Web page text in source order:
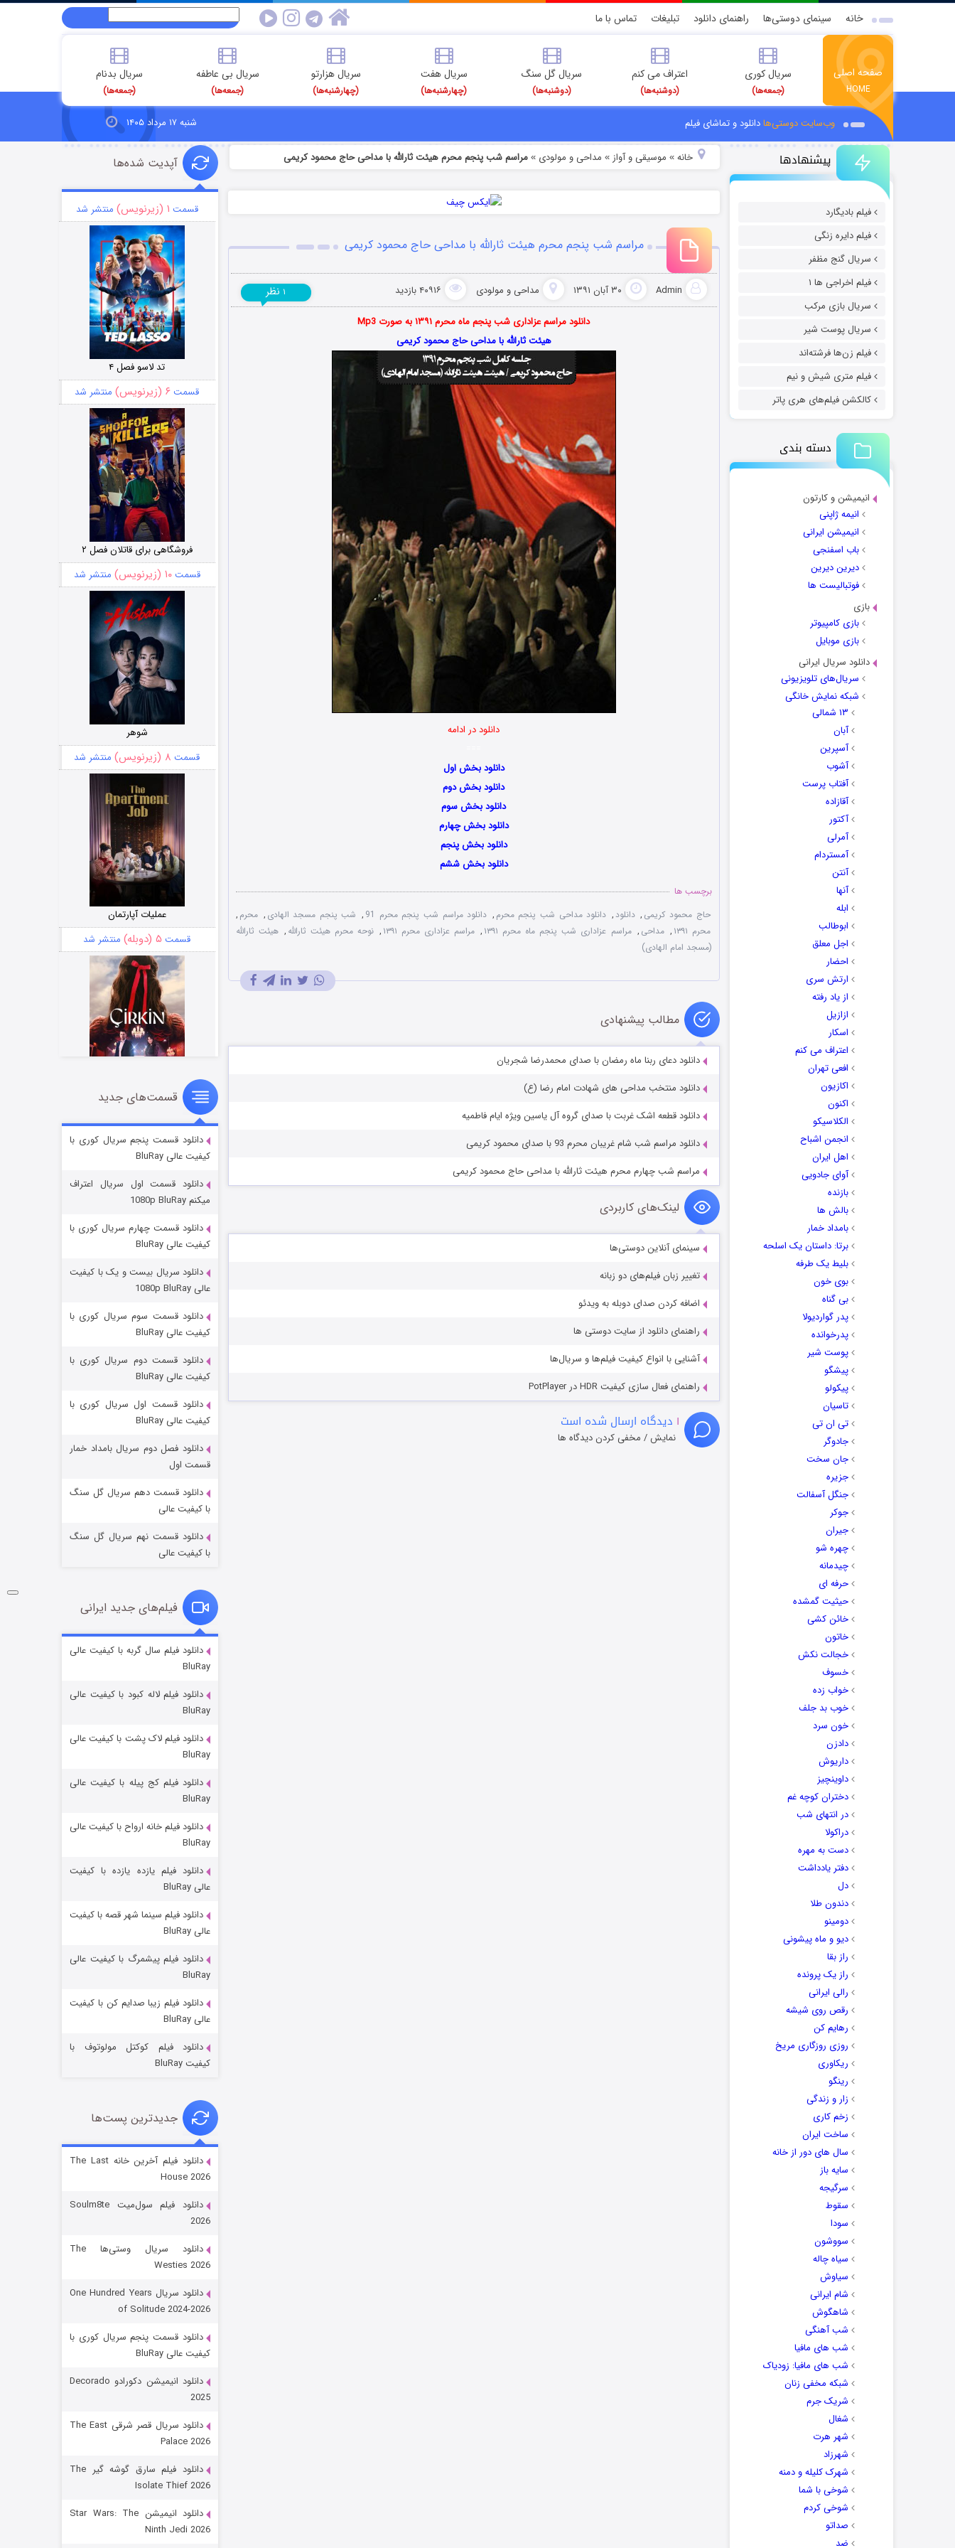
خانه سینمای دوستی‌ها راهنمای دانلود تبلیغات تماس با ما
صفحه اصلی
HOME
سریال کوری
(جمعه‌ها)
اعتراف می کنم
(دوشنبه‌ها)
سریال گل سنگ
(دوشنبه‌ها)
سریال هفت
(چهارشنبه‌ها)
سریال هزارتو
(چهارشنبه‌ها)
سریال بی عاطفه
(جمعه‌ها)
سریال بدنام
(جمعه‌ها)
وب‌سایت دوستی‌هادانلود و تماشای فیلم شنبه ۱۷ مرداد ۱۴۰۵
پیشنهادها
فیلم بادیگارد
فیلم دایره زنگی
سریال گنج مظفر
فیلم اخراجی ها ۱
سریال بازی مرکب
سریال پوست شیر
فیلم زن‌ها فرشته‌اند
فیلم متری شیش و نیم
کالکشن فیلم‌های هری پاتر
دسته بندی
انیمیشن و کارتون
انیمه ژاپنی
انیمیشن ایرانی
باب اسفنجی
دیرین دیرین
فوتبالیست ها
بازی
بازی کامپیوتر
بازی موبایل
دانلود سریال ایرانی
سریال‌های تلویزیونی
شبکه نمایش خانگی
۱۳ شمالی
آبان
آسپرین
آشوب
آفتاب پرست
آقازاده
آکتور
آمرلی
آمستردام
آنتن
آنها
ابله
ابوطالب
اجل معلق
احضار
ارتش سری
از یاد رفته
ازازیل
اسکار
اعتراف می کنم
افعی تهران
اکازیون
اکنون
الکلاسیکو
انجمن اشباح
اهل ایران
آوای جادویی
بازنده
بالش ها
بامداد خمار
برتا: داستان یک اسلحه
بلیط یک‌‌ طرفه
بوی خون
بی گناه
پدر گواردیولا
پدرخوانده
پوست شیر
پیشگو
پیکولو
تاسیان
تی ان تی
جادوگر
جان سخت
جزیره
جنگل آسفالت
جوکر
جیران
چهره شو
چیدمانه
حرفه ای
حیثیت گمشده
خائن کشی
خاتون
خجالت نکش
خسوف
خواب زده
خوب بد جلف
خون سرد
دادزن
داریوش
داوینچیز
دختران کوچه غم
در انتهای شب
دراکولا
دست به مهره
دفتر یادداشت
دل
دندون طلا
دومینو
دیو و ماه پیشونی
راز بقا
راز یک پرونده
رالی ایرانی
رقص روی شیشه
رهایم کن
روزی روزگاری مریخ
ریکاوری
رینگو
زار و زندگی
زخم کاری
ساخت ایران
سال های دور از خانه
سایه باز
سرگیجه
سقوط
سودا
سووشون
سیاه چاله
سیاوش
شام ایرانی
شاهگوش
شب آهنگی
شب های مافیا
شب های مافیا: زودیاک
شبکه مخفی زنان
شریک جرم
شغال
شهر هرت
شهرزاد
شهرک کلیله و دمنه
شوخی با شما
شوخی کردم
صداتو
ضد
خانه» موسیقی و آواز » مداحی و مولودی » مراسم شب پنجم محرم هیئت ثارالله با مداحی حاج محمود کریمی
مراسم شب پنجم محرم هیئت ثارالله با مداحی حاج محمود کریمی
Admin ۳۰ آبان ۱۳۹۱ مداحی و مولودی ۴۰۹۱۶ بازدید ۱ نظر
دانلود مراسم عزاداری شب پنجم ماه محرم ۱۳۹۱ به صورت Mp3
هیئت ثارالله با مداحی حاج محمود کریمی
دانلود در ادامه
دانلود بخش اول
دانلود بخش دوم
دانلود بخش سوم
دانلود بخش چهارم
دانلود بخش پنجم
دانلود بخش ششم
برچسب ها
حاج محمود کریمی , دانلود , دانلود مداحی شب پنجم محرم , دانلود مراسم شب پنجم محرم 91 , شب پنجم مسجد الهادی , محرم ,
محرم ۱۳۹۱
, مداحی , مراسم عزاداری شب پنجم ماه محرم ۱۳۹۱ , مراسم عزاداری محرم ۱۳۹۱ , نوحه محرم هیئت ثارالله , هیئت ثارالله
(مسجد امام الهادی)
مطالب پیشنهادی
دانلود دعای ربنا ماه رمضان با صدای محمدرضا شجریان
دانلود منتخب مداحی های شهادت امام رضا (ع)
دانلود قطعه اشک غربت با صدای گروه آل یاسین ویژه ایام فاطمیه
دانلود مراسم شب شام غریبان محرم 93 با صدای محمود کریمی
مراسم شب چهارم محرم هیئت ثارالله با مداحی حاج محمود کریمی
لینک‌های کاربردی
سینمای آنلاین دوستی‌ها
تغییر زبان فیلم‌های دو زبانه
اضافه کردن صدای دوبله به ویدئو
راهنمای دانلود از سایت دوستی ها
آشنایی با انواع کیفیت فیلم‌ها و سریال‌ها
راهنمای فعال سازی کیفیت HDR در PotPlayer
۱ دیدگاه ارسال شده است
نمایش / مخفی کردن دیدگاه ها
آپدیت شده‌ها
قسمت ۱ (زیرنویس) منتشر شد
تد لاسو فصل ۴
قسمت ۶ (زیرنویس) منتشر شد
فروشگاهی برای قاتلان فصل ۲
قسمت۱۰ (زیرنویس) منتشر شد
شوهر
قسمت ۸ (زیرنویس) منتشر شد
عملیات آپارتمان
قسمت ۵ (دوبله) منتشر شد
سریال زشت
قسمت۲ (زیرنویس) منتشر شد
مردگان متحرک: شهر مرده ۳
شکست استوارت در نجات جهان
قسمت ۷ (زیرنویس) منتشر شد
شوگر فصل ۲
قسمت
خاندان اژدها فصل ۳
جادوگری در مغولستان
قسمت
رویایی برای تو
قسمت
قسمت‌های جدید
دانلود قسمت پنجم سریال کوری با
کیفیت عالی BluRay
دانلود قسمت اول سریال اعتراف
میکنم 1080p BluRay
دانلود قسمت چهارم سریال کوری با
کیفیت عالی BluRay
دانلود سریال بیست و یک با کیفیت
عالی 1080p BluRay
دانلود قسمت سوم سریال کوری با
کیفیت عالی BluRay
دانلود قسمت دوم سریال کوری با
کیفیت عالی BluRay
دانلود قسمت اول سریال کوری با
کیفیت عالی BluRay
دانلود فصل دوم سریال بامداد خمار
قسمت اول
دانلود قسمت دهم سریال گل سنگ
با کیفیت عالی
دانلود قسمت نهم سریال گل سنگ
با کیفیت عالی
فیلم‌های جدید ایرانی
دانلود فیلم سال گربه با کیفیت عالی
BluRay
دانلود فیلم لاله کبود با کیفیت عالی
BluRay
دانلود فیلم لاک پشت با کیفیت عالی
BluRay
دانلود فیلم کج‌ پیله با کیفیت عالی
BluRay
دانلود فیلم خانه ارواح با کیفیت عالی
BluRay
دانلود فیلم یازده یازده با کیفیت
عالی BluRay
دانلود فیلم سینما شهر قصه با کیفیت
عالی BluRay
دانلود فیلم پیشمرگ با کیفیت عالی
BluRay
دانلود فیلم زیبا صدایم کن با کیفیت
عالی BluRay
دانلود فیلم کوکتل مولوتوف با
کیفیت BluRay
جدیدترین پست‌ها
دانلود فیلم آخرین خانه The Last
House 2026
دانلود فیلم سول‌میت Soulm8te
2026
دانلود سریال وستی‌ها The
Westies 2026
دانلود سریال One Hundred Years
of Solitude 2024-2026
دانلود قسمت پنجم سریال کوری با
کیفیت عالی BluRay
دانلود انیمیشن دکورادو Decorado
2025
دانلود سریال قصر شرقی The East
Palace 2026
دانلود فیلم سارق گوشه گیر The
Isolate Thief 2026
دانلود انیمیشن Star Wars: The
Ninth Jedi 2026